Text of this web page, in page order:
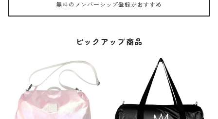
無料のメンバーシップ登録がおすすめ
ピックアップ商品